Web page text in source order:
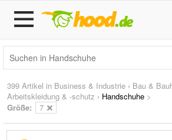
399 Artikel in Business & Industrie › Bau &
Arbeitskleidung & -schutz › Handschuhe >
Größe:
7